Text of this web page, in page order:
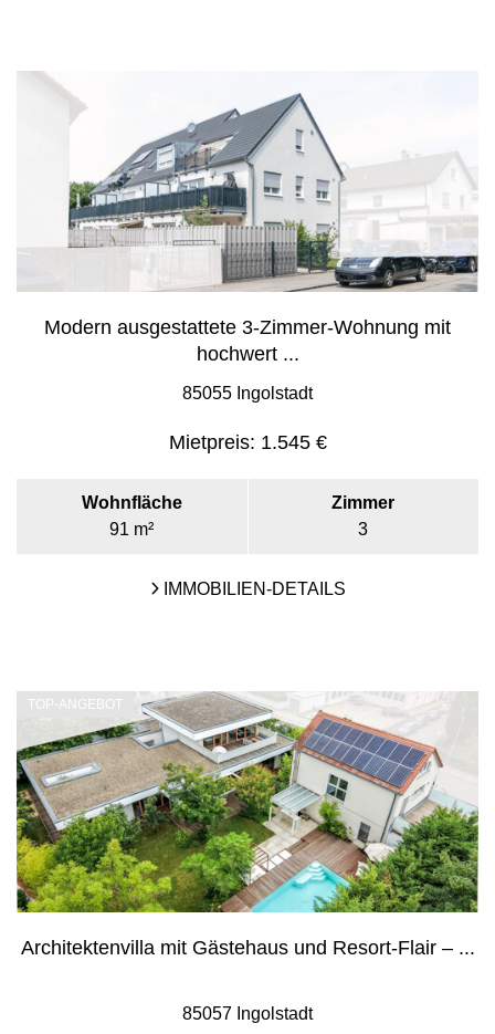
Modern ausgestattete 3-Zimmer-Wohnung mit
hochwert ...
85055 Ingolstadt
Mietpreis: 1.545 €
Wohnfläche
91 m²
Zimmer
3
IMMOBILIEN-DETAILS
TOP-ANGEBOT
Architektenvilla mit Gästehaus und Resort-Flair – ...
85057 Ingolstadt